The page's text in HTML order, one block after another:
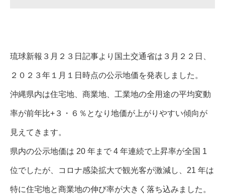
琉球新報３月２３日記事より国土交通省は３月２２日、
２０２３年１月１日時点の公示地価を発表しました。
沖縄県内は住宅地、商業地、工業地の全用途の平均変動
率が前年比+３・６％となり地価が上がりやすい傾向が
見えてきます。
県内の公示地価は 20 年まで 4 年連続で上昇率が全国 1
位でしたが、コロナ感染拡大で観光客が激減し、21 年は
特に住宅地と商業地の伸び率が大きく落ち込みました。